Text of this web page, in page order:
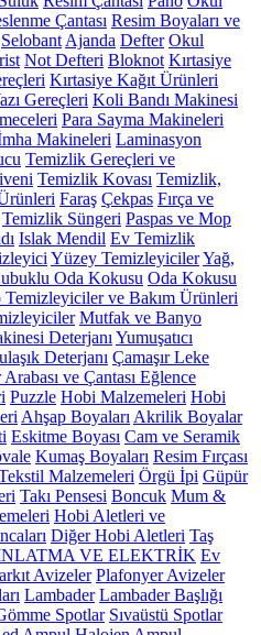
Çantası Resim Boyaları ve
Selobant Ajanda Defter Okul
Not Defteri Bloknot Kırtasiye
Kırtasiye Kağıt Ürünleri
Gereçleri Koli Bandı Makinesi
Para Sayma Makineleri
Makineleri Laminasyon
Temizlik Gereçleri ve
Temizlik Kovası Temizlik,
Faraş Çekpas Fırça ve
Temizlik Süngeri Paspas ve Mop
Islak Mendil Ev Temizlik
Yüzey TemizleyicilerYağ,
Oda Kokusu Oda Kokusu
Temizleyiciler ve Bakım Ürünleri
Mutfak ve Banyo
Deterjanı Yumuşatıcı
Deterjanı Çamaşır Leke
Arabası ve Çantası Eğlence
Puzzle Hobi Malzemeleri Hobi
Ahşap Boyaları Akrilik Boyalar
Eskitme Boyası Cam ve Seramik
Kumaş Boyaları Resim Fırçası
Malzemeleri Örgü İpi Güpür
Takı Pensesi Boncuk Mum &
Hobi Aletleri ve
Diğer Hobi Aletleri Taş
VE ELEKTRİK Ev
Avizeler Plafonyer Avizeler
Lambader Lambader Başlığı
Spotlar Sıvaüstü Spotlar